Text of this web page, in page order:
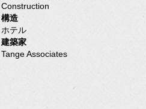
Construction
構造
ホテル
建築家
Tange Associates